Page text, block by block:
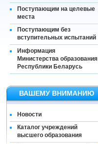
Поступающим на целевые
места
Поступающим без
вступительных испытаний
Информация
Министерства образования
Республики Беларусь
ВАШЕМУ ВНИМАНИЮ
Новости
Каталог учреждений
высшего образования